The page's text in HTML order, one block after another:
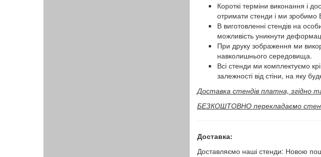
Короткі терміни виконання і
отримати стенди і ми
В виготовленні стендів на
можливість уникнути
При друку зображення ми
навколишнього середовища.
Всі стенди ми комплектуємо
залежності від стіни, на яку
Доставка стендів платна, згідно
БЕЗКОШТОВНО перекладаємо
Доставка:
Доставляємо наші стенди: Новою